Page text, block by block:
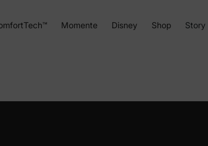
Momente Disney Shop Story